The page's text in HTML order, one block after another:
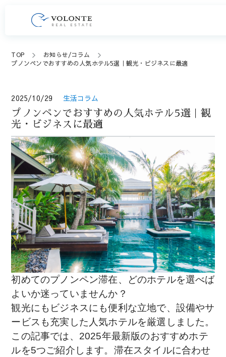
TOP
お知らせ/コラム
プノンペンでおすすめの人気ホテル5選｜観光・ビジネスに最適
2025/10/29
生活コラム
プノンペンでおすすめの人気ホテル5選｜観
光・ビジネスに最適
初めてのプノンペン滞在、どのホテルを選べば
よいか迷っていませんか？
観光にもビジネスにも便利な立地で、設備やサ
ービスも充実した人気ホテルを厳選しました。
この記事では、2025年最新版のおすすめホテ
ルを5つご紹介します。滞在スタイルに合わせ